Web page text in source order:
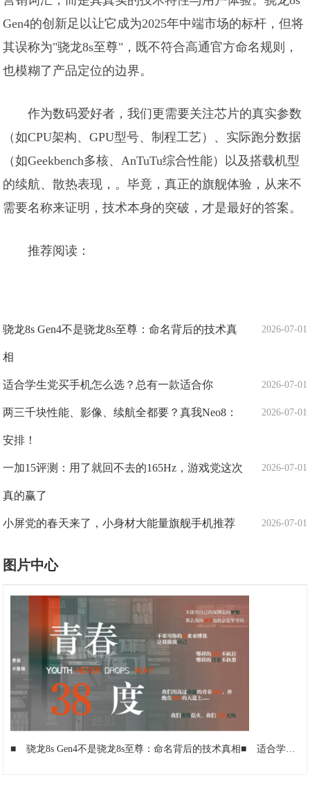
Gen4的创新足以让它成为2025年中端市场的标杆，但将
其误称为"骁龙8s至尊"，既不符合高通官方命名规则，
也模糊了产品定位的边界。
作为数码爱好者，我们更需要关注芯片的真实参数
（如CPU架构、GPU型号、制程工艺）、实际跑分数据
（如Geekbench多核、AnTuTu综合性能）以及搭载机型
的续航、散热表现，。毕竟，真正的旗舰体验，从来不
需要名称来证明，技术本身的突破，才是最好的答案。
推荐阅读：
2026-07-01
骁龙8s Gen4不是骁龙8s至尊：命名背后的技术真
相
2026-07-01
适合学生党买手机怎么选？总有一款适合你
2026-07-01
两三千块性能、影像、续航全都要？真我Neo8：
安排！
2026-07-01
一加15评测：用了就回不去的165Hz，游戏党这次
真的赢了
2026-07-01
小屏党的春天来了，小身材大能量旗舰手机推荐
图片中心
■ 骁龙8s Gen4不是骁龙8s至尊：命名背后的技术真相■ 适合学生党买手机怎么选？总有一款适合你